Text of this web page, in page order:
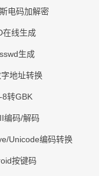
电码加解密
在线生成
生成
地址转换
8转GBK
编码/解码
Unicode编码转换
按键码